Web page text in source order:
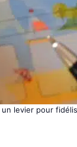
levier pour